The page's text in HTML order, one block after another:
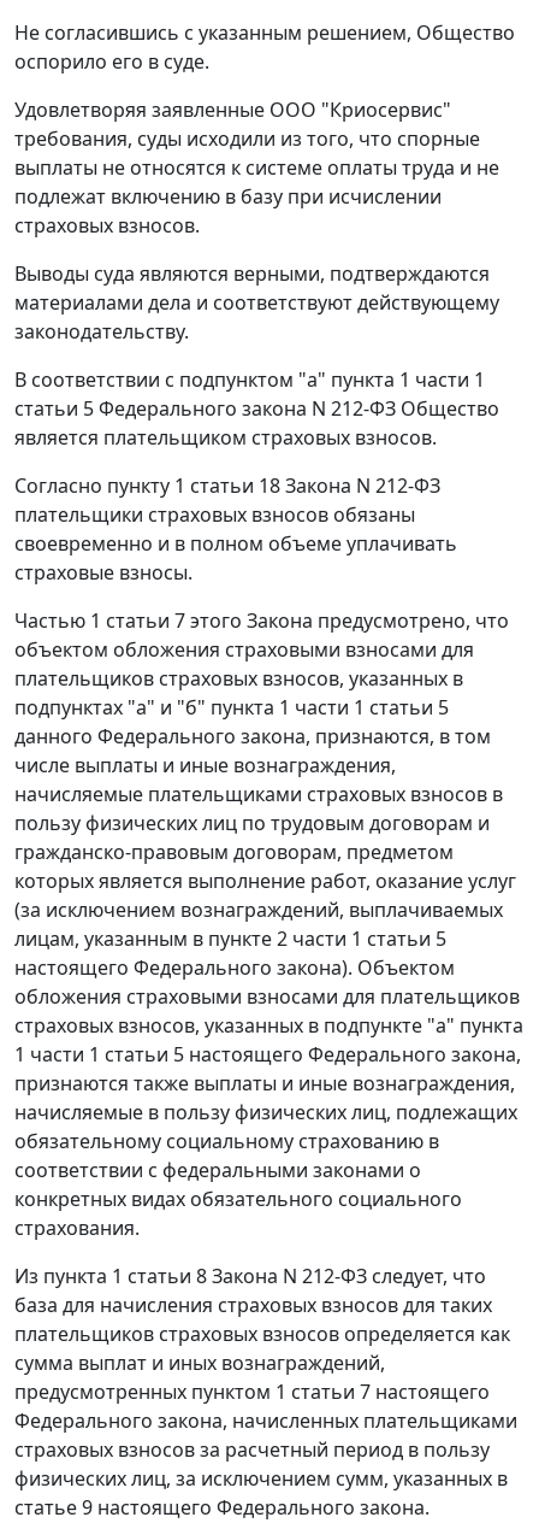
Не согласившись с указанным решением, Общество
оспорило его в суде.
Удовлетворяя заявленные ООО "Криосервис"
требования, суды исходили из того, что спорные
выплаты не относятся к системе оплаты труда и не
подлежат включению в базу при исчислении
страховых взносов.
Выводы суда являются верными, подтверждаются
материалами дела и соответствуют действующему
законодательству.
В соответствии с подпунктом "а" пункта 1 части 1
статьи 5Федерального закона N 212-ФЗ Общество
является плательщиком страховых взносов.
Согласно пункту 1 статьи 18Закона N 212-ФЗ
плательщики страховых взносов обязаны
своевременно и в полном объеме уплачивать
страховые взносы.
Частью 1 статьи 7этого Закона предусмотрено, что
объектом обложения страховыми взносами для
плательщиков страховых взносов, указанных в
подпунктах "а" и "б" пункта 1 части 1 статьи 5
данного Федерального закона, признаются, в том
числе выплаты и иные вознаграждения,
начисляемые плательщиками страховых взносов в
пользу физических лиц по трудовым договорам и
гражданско-правовым договорам, предметом
которых является выполнение работ, оказание услуг
(за исключением вознаграждений, выплачиваемых
лицам, указанным в пункте 2 части 1 статьи 5
настоящего Федерального закона). Объектом
обложения страховыми взносами для плательщиков
страховых взносов, указанных в подпункте "а" пункта
1 части 1 статьи 5 настоящего Федерального закона,
признаются также выплаты и иные вознаграждения,
начисляемые в пользу физических лиц, подлежащих
обязательному социальному страхованию в
соответствии с федеральными законами о
конкретных видах обязательного социального
страхования.
Из пункта 1 статьи 8Закона N 212-ФЗ следует, что
база для начисления страховых взносов для таких
плательщиков страховых взносов определяется как
сумма выплат и иных вознаграждений,
предусмотренных пунктом 1 статьи 7 настоящего
Федерального закона, начисленных плательщиками
страховых взносов за расчетный период в пользу
физических лиц, за исключением сумм, указанных в
статье 9 настоящего Федерального закона.